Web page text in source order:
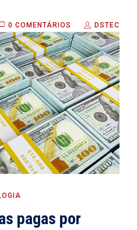
0 COMENTÁRIOS DSTEC
pagas por